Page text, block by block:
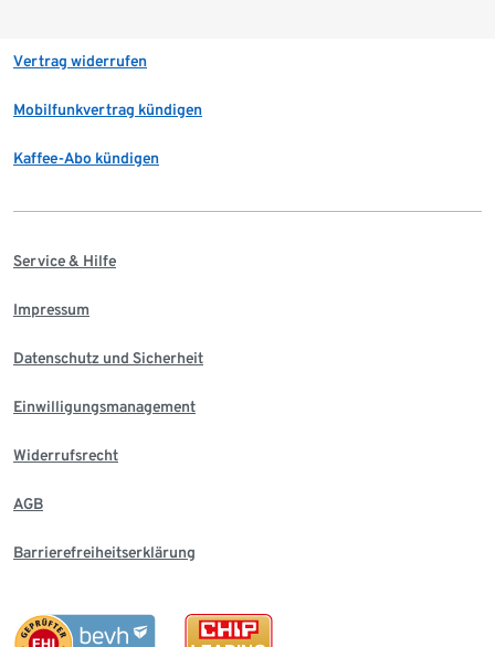
Vertrag widerrufen
Mobilfunkvertrag kündigen
Kaffee-Abo kündigen
Service & Hilfe
Impressum
Datenschutz und Sicherheit
Einwilligungsmanagement
Widerrufsrecht
AGB
Barrierefreiheitserklärung